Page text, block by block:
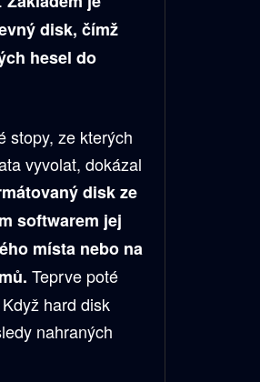
disk, čímž
hesel do
stopy, ze kterých
vyvolat, dokázal
disk ze
softwarem jej
místa nebo na
Teprve poté
hard disk
nahraných